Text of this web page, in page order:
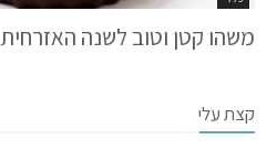
משהו קטן וטוב לשנה האזרחית
קצת עלי